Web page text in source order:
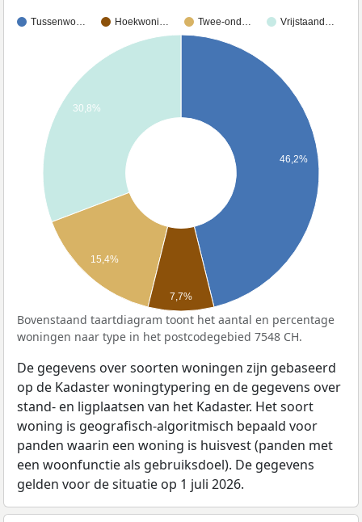
Tussenwo… Hoekwoni… Twee-ond… Vrijstaand…
46,2%
30,8%
15,4%
7,7%
Bovenstaand taartdiagram toont het aantal en percentage
woningen naar type in het postcodegebied 7548 CH.
De gegevens over soorten woningen zijn gebaseerd
op de Kadaster woningtypering en de gegevens over
stand- en ligplaatsen van het Kadaster. Het soort
woning is geografisch-algoritmisch bepaald voor
panden waarin een woning is huisvest (panden met
een woonfunctie als gebruiksdoel). De gegevens
gelden voor de situatie op 1 juli 2026.